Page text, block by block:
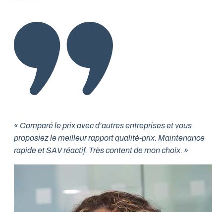
« Comparé le prix avec d’autres entreprises et vous
proposiez le meilleur rapport qualité-prix. Maintenance
rapide et SAV réactif. Très content de mon choix. »